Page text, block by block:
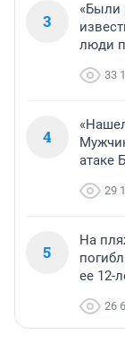
3
«Были
люди
33
4
атаке
29
5
На
ее 12-
26